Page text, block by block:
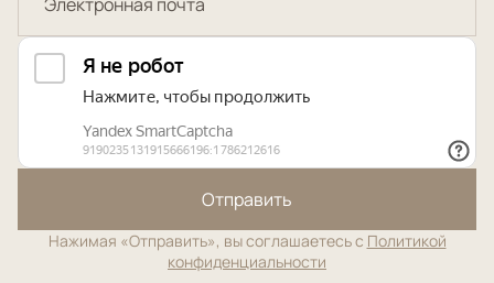
Отправить
Нажимая «Отправить», вы соглашаетесь с Политикой
конфиденциальности